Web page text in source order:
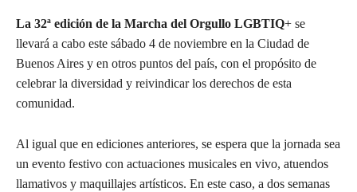
La 32ª edición de la Marcha del Orgullo LGBTIQ+ se
llevará a cabo este sábado 4 de noviembre en la Ciudad de
Buenos Aires y en otros puntos del país, con el propósito de
celebrar la diversidad y reivindicar los derechos de esta
comunidad.
Al igual que en ediciones anteriores, se espera que la jornada sea
un evento festivo con actuaciones musicales en vivo, atuendos
llamativos y maquillajes artísticos. En este caso, a dos semanas